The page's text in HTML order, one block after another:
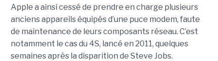
Apple a ainsi cessé de prendre en charge plusieurs
anciens appareils équipés d’une puce modem, faute
de maintenance de leurs composants réseau. C’est
notamment le cas du 4S, lancé en 2011, quelques
semaines après la disparition de Steve Jobs.